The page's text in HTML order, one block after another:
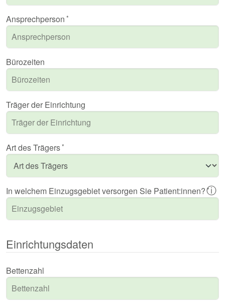
Ansprechperson
Bürozeiten
Träger der Einrichtung
Art des Trägers
In welchem Einzugsgebiet versorgen Sie Patient:innen?ⓘ
Einrichtungsdaten
Bettenzahl